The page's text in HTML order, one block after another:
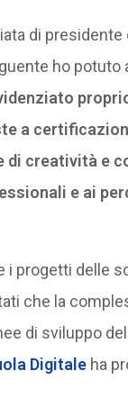
di
ho potuto
a
di creatività e
e ai
i progetti delle
che la
di sviluppo
Digitaleha